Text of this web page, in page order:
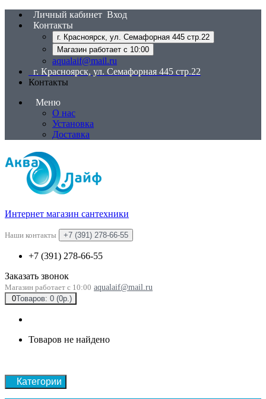
Личный кабинет Вход
Контакты
г. Красноярск, ул. Семафорная 445 стр.22
Магазин работает с 10:00
aqualaif@mail.ru
г. Красноярск, ул. Семафорная 445 стр.22
Контакты
Меню
О нас
Установка
Доставка
Интернет магазин сантехники
Наши контакты +7 (391) 278-66-55
+7 (391) 278-66-55
Заказать звонок
Магазин работает с 10:00 aqualaif@mail.ru
0Товаров: 0 (0р.)
Товаров не найдено
Категории